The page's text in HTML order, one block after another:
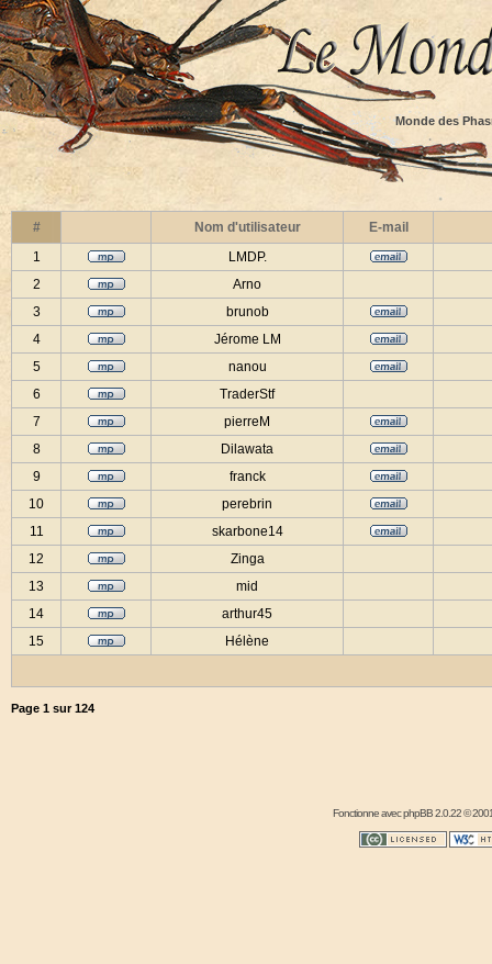
Monde des
# Nom d'utilisateur
E-mail
1
LMDP.
2
Arno
3
brunob
4
Jérome LM
5
nanou
6
TraderStf
7
pierreM
8
Dilawata
9
franck
10
perebrin
11
skarbone14
12
Zinga
13
mid
14
arthur45
15
Hélène
Page 1 sur124
Fonctionne avecphpBB2.0.22 ©